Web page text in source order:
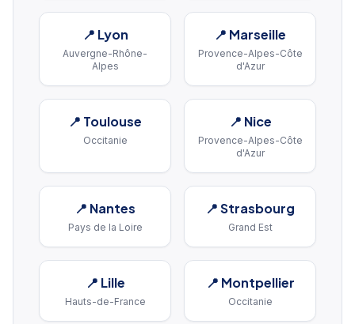
📍 Lyon
Auvergne-Rhône-
Alpes
📍 Marseille
Provence-Alpes-Côte
d'Azur
📍 Toulouse
Occitanie
📍 Nice
Provence-Alpes-Côte
d'Azur
📍 Nantes
Pays de la Loire
📍Strasbourg
Grand Est
📍 Lille
Hauts-de-France
📍 Montpellier
Occitanie